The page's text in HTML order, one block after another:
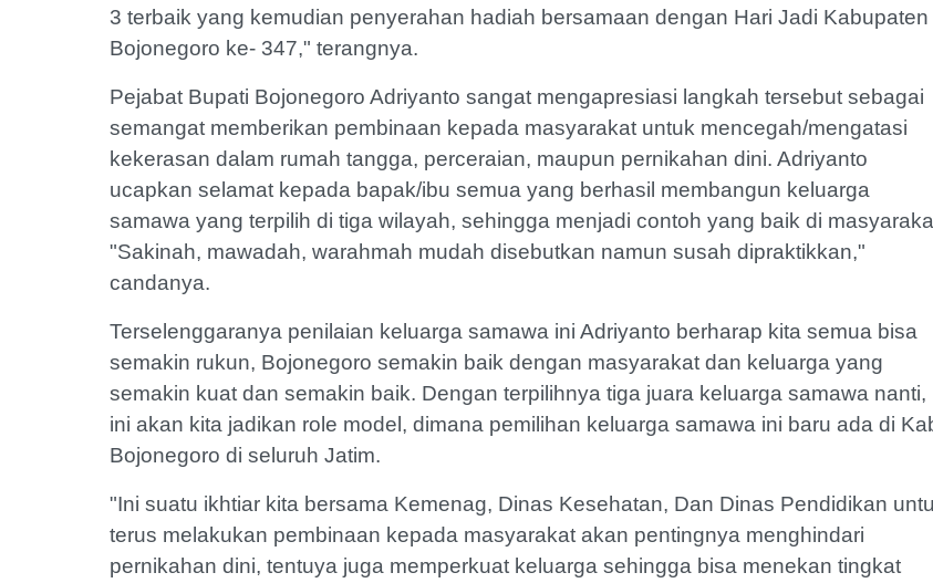
3 terbaik yang kemudian penyerahan hadiah bersamaan dengan Hari Jadi Kabupaten
Bojonegoro ke- 347," terangnya.
Pejabat Bupati Bojonegoro Adriyanto sangat mengapresiasi langkah tersebut sebagai
semangat memberikan pembinaan kepada masyarakat untuk mencegah/mengatasi
kekerasan dalam rumah tangga, perceraian, maupun pernikahan dini. Adriyanto
ucapkan selamat kepada bapak/ibu semua yang berhasil membangun keluarga
samawa yang terpilih di tiga wilayah, sehingga menjadi contoh yang baik di
"Sakinah, mawadah, warahmah mudah disebutkan namun susah dipraktikkan,"
candanya.
Terselenggaranya penilaian keluarga samawa ini Adriyanto berharap kita semua bisa
semakin rukun, Bojonegoro semakin baik dengan masyarakat dan keluarga yang
semakin kuat dan semakin baik. Dengan terpilihnya tiga juara keluarga samawa nanti,
ini akan kita jadikan role model, dimana pemilihan keluarga samawa ini baru ada di
Bojonegoro di seluruh Jatim.
"Ini suatu ikhtiar kita bersama Kemenag, Dinas Kesehatan, Dan Dinas Pendidikan
terus melakukan pembinaan kepada masyarakat akan pentingnya menghindari
pernikahan dini, tentuya juga memperkuat keluarga sehingga bisa menekan tingkat